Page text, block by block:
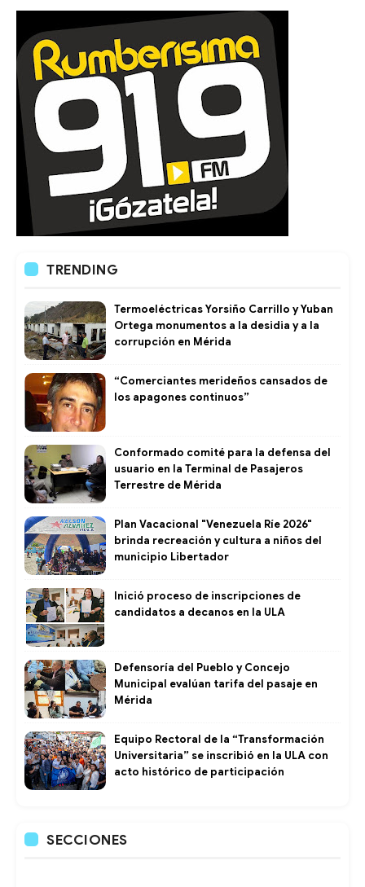
TRENDING
Termoeléctricas Yorsiño Carrillo y Yuban
Ortega monumentos a la desidia y a la
corrupción en Mérida
“Comerciantes merideños cansados de
los apagones continuos”
Conformado comité para la defensa del
usuario en la Terminal de Pasajeros
Terrestre de Mérida
Plan Vacacional "Venezuela Ríe 2026"
brinda recreación y cultura a niños del
municipio Libertador
Inició proceso de inscripciones de
candidatos a decanos en la ULA
Defensoría del Pueblo y Concejo
Municipal evalúan tarifa del pasaje en
Mérida
Equipo Rectoral de la “Transformación
Universitaria” se inscribió en la ULA con
acto histórico de participación
SECCIONES